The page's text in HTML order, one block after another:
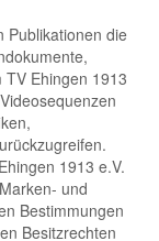
Publikationen die
Ehingen 1913
1913 e.V.
und
Bestimmungen
Besitzrechten